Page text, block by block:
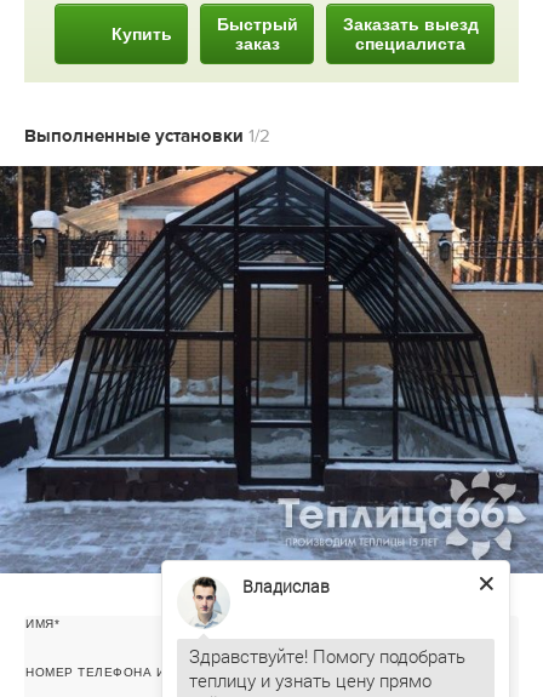
Купить
Быстрый
заказ
Заказать выезд
специалиста
Выполненные установки 1/2
ИМЯ
НОМЕР ТЕЛЕФОНА ИЛИ ЭЛ. ПОЧТА
Владислав
Здравствуйте! Помогу подобрать
теплицу и узнать цену прямо
сейчас.